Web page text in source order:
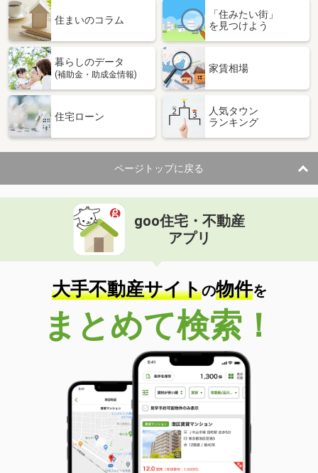
住まいのコラム
「住みたい街」
を見つけよう
暮らしのデータ
(補助金・助成金情報)
家賃相場
住宅ローン
人気タウン
ランキング
ページトップに戻る
goo住宅・不動産
アプリ
大手不動産サイトの物件を
まとめて検索！